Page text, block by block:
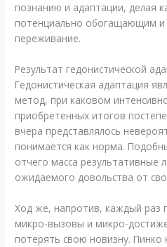
познанию и адаптации, делая
потенциально обогащающим
переживание.
Результат гедонистической
Гедонистическая адаптация
метод, при каковом
приобретенных итогов
вчера представлялось
понимается как норма.
отчего масса результативные
ожидаемого довольства от
Ход же, напротив, каждый раз
микро-вызовы и микро-
потерять свою новизну. Пинко